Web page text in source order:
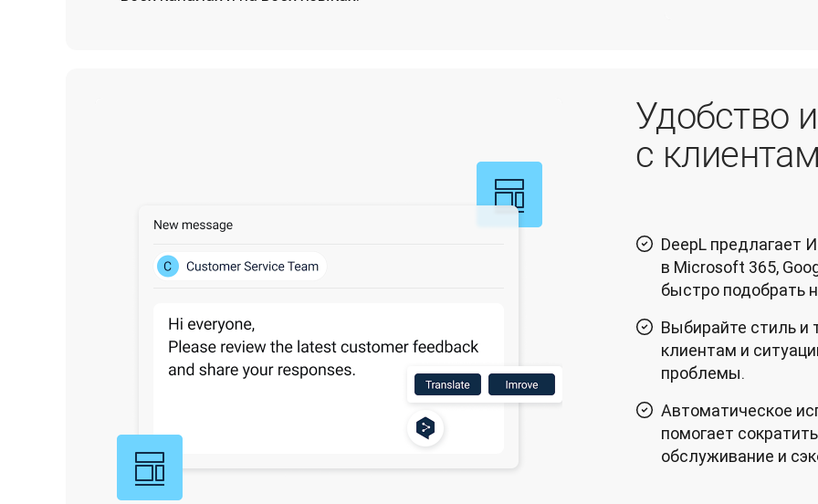
Удобство
с
DeepL предлагает
в Microsoft 365,
быстро подобрать
Выбирайте стиль и
клиентам и
проблемы.
Автоматическое
помогает
обслуживание и